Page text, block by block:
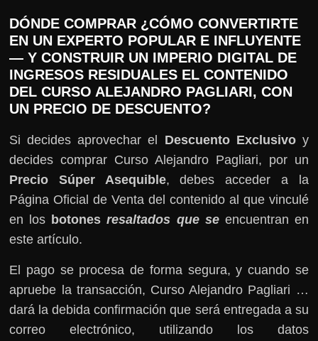
DÓNDE COMPRAR ¿CÓMO CONVERTIRTE
EN UN EXPERTO POPULAR E INFLUYENTE
— Y CONSTRUIR UN IMPERIO DIGITAL DE
INGRESOS RESIDUALES EL CONTENIDO
DEL CURSO ALEJANDRO PAGLIARI, CON
UN PRECIO DE DESCUENTO?
Si decides aprovechar el Descuento Exclusivoy
decides comprar Curso Alejandro Pagliari, por un
Precio Súper Asequible, debes acceder a la
Página Oficial de Venta del contenido al que vinculé
en los botonesresaltados que se encuentran en
este artículo.
El pago se procesa de forma segura, y cuando se
apruebe la transacción, Curso Alejandro Pagliari …
dará la debida confirmación que será entregada a su
correo electrónico, utilizando los datos